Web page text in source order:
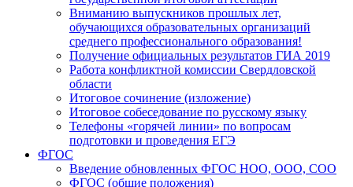
Вниманию выпускников прошлых лет,
обучающихся образовательных организаций
среднего профессионального образования!
Получение официальных результатов ГИА 2019
Работа конфликтной комиссии Свердловской
области
Итоговое сочинение (изложение)
Итоговое собеседование по русскому языку
Телефоны «горячей линии» по вопросам
подготовки и проведения ЕГЭ
ФГОС
Введение обновленных ФГОС НОО, ООО, СОО
ФГОС (общие положения)